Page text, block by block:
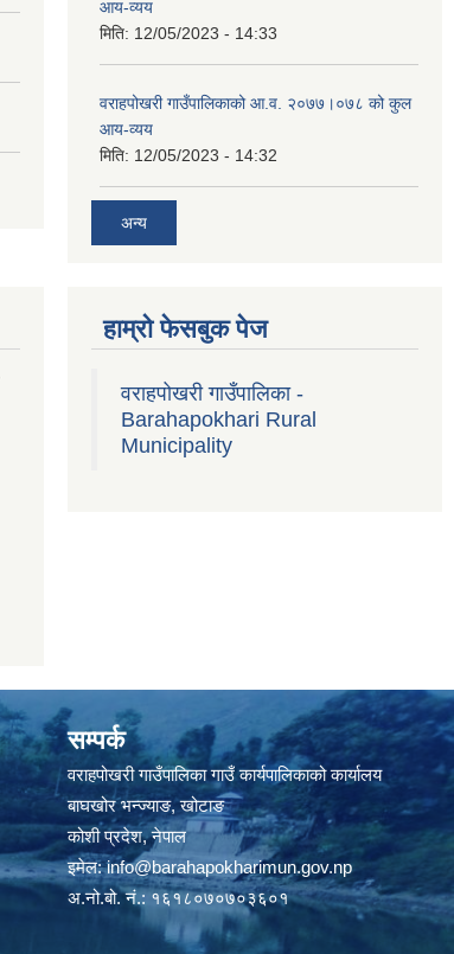
आय-व्यय
मिति: 12/05/2023 - 14:33
वराहपोखरी गाउँपालिकाको आ.व. २०७७।०७८ को कुल
आय-व्यय
मिति: 12/05/2023 - 14:32
अन्य
हाम्रो फेसबुक पेज
वराहपोखरी गाउँपालिका -
Barahapokhari Rural
Municipality
सम्पर्क
वराहपोखरी गाउँपालिका गाउँ कार्यपालिकाको कार्यालय
बाघखोर भन्ज्याङ, खोटाङ
कोशी प्रदेश, नेपाल
इमेल:info@barahapokharimun.gov.np
अ.नो.बो. नं.: १६१८०७०७०३६०१